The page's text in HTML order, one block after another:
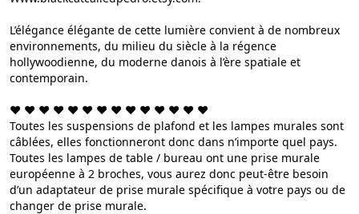
L’élégance élégante de cette lumière convient à de nombreux
environnements, du milieu du siècle à la régence
hollywoodienne, du moderne danois à l’ère spatiale et
contemporain.
❤︎ ❤︎ ❤︎ ❤︎ ❤︎ ❤︎ ❤︎ ❤︎ ❤︎ ❤︎ ❤︎ ❤︎ ❤︎ ❤︎
Toutes les suspensions de plafond et les lampes murales sont
câblées, elles fonctionneront donc dans n’importe quel pays.
Toutes les lampes de table / bureau ont une prise murale
européenne à 2 broches, vous aurez donc peut-être besoin
d’un adaptateur de prise murale spécifique à votre pays ou de
changer de prise murale.